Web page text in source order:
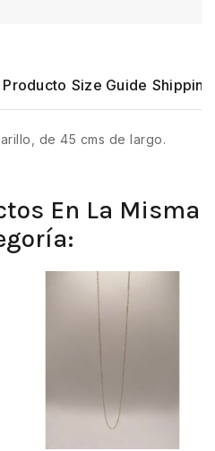
Size Guide
de 45 cms de largo.
En La Misma